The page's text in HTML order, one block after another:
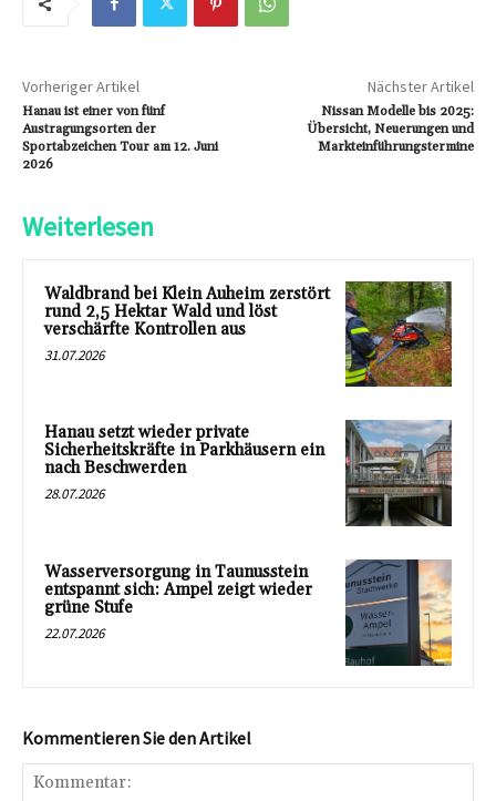
Vorheriger Artikel
Hanau ist einer von fünf
Austragungsorten der
Sportabzeichen Tour am 12. Juni
2026
Nächster Artikel
Nissan Modelle bis 2025:
Übersicht, Neuerungen und
Markteinführungstermine
Weiterlesen
Waldbrand bei Klein Auheim zerstört
rund 2,5 Hektar Wald und löst
verschärfte Kontrollen aus
31.07.2026
Hanau setzt wieder private
Sicherheitskräfte in Parkhäusern ein
nach Beschwerden
28.07.2026
Wasserversorgung in Taunusstein
entspannt sich: Ampel zeigt wieder
grüne Stufe
22.07.2026
Kommentieren Sie den Artikel